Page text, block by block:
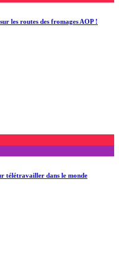
les routes des fromages AOP !
télétravailler dans le monde